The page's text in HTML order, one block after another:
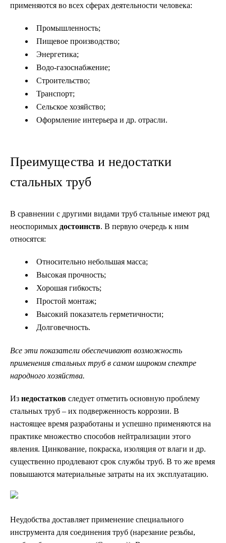
применяются во всех сферах деятельности человека:
Промышленность;
Пищевое производство;
Энергетика;
Водо-газоснабжение;
Строительство;
Транспорт;
Сельское хозяйство;
Оформление интерьера и др. отрасли.
Преимущества и недостатки
стальных труб
В сравнении с другими видами труб стальные имеют ряд
неоспоримых достоинств. В первую очередь к ним
относятся:
Относительно небольшая масса;
Высокая прочность;
Хорошая гибкость;
Простой монтаж;
Высокий показатель герметичности;
Долговечность.
Все эти показатели обеспечивают возможность
применения стальных труб в самом широком спектре
народного хозяйства.
Из недостатков следует отметить основную проблему
стальных труб – их подверженность коррозии. В
настоящее время разработаны и успешно применяются на
практике множество способов нейтрализации этого
явления. Цинкование, покраска, изоляция от влаги и др.
существенно продлевают срок службы труб. В то же время
повышаются материальные затраты на их эксплуатацию.
Неудобства доставляет применение специального
инструмента для соединения труб (нарезание резьбы,